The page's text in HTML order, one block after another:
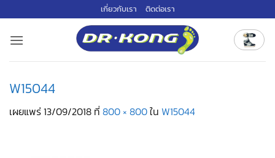
ไป
เกี่ยวกับเรา ติดต่อเรา
W15044
เผยแพร่13/09/2018 ที่ 800 × 800ใน W15044